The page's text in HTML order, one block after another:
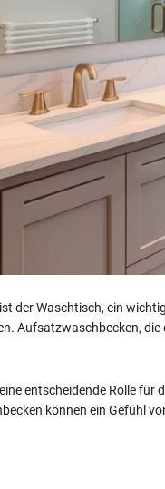
der Waschtisch, ein
Aufsatzwaschbecken,
entscheidende Rolle
können ein Gefühl